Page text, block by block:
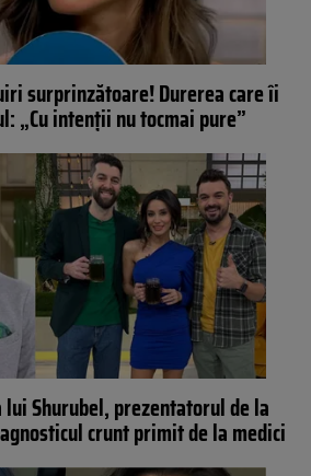
surprinzătoare! Durerea care îi
„Cu intenții nu tocmai pure”
Shurubel, prezentatorul de la
crunt primit de la medici